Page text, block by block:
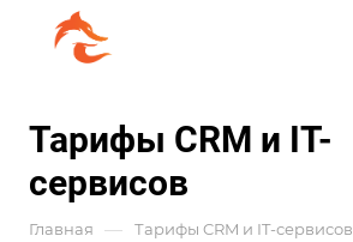
Тарифы CRM и IT-
сервисов
Главная — Тарифы CRM и IT-сервисов